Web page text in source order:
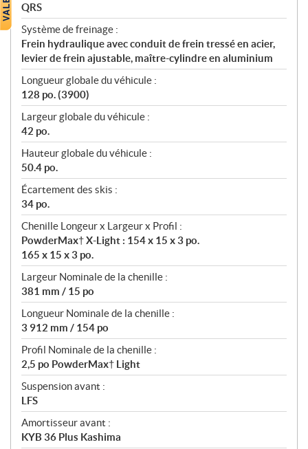
QRS
Système de freinage :
Frein hydraulique avec conduit de frein tressé en acier,
levier de frein ajustable, maître-cylindre en aluminium
Longueur globale du véhicule :
128 po. (3900)
Largeur globale du véhicule :
42 po.
Hauteur globale du véhicule :
50.4 po.
Écartement des skis :
34 po.
Chenille Longeur x Largeur x Profil :
PowderMax† X-Light : 154 x 15 x 3 po.
165 x 15 x 3 po.
Largeur Nominale de la chenille :
381 mm / 15 po
Longueur Nominale de la chenille :
3 912 mm / 154 po
Profil Nominale de la chenille :
2,5 po PowderMax† Light
Suspension avant :
LFS
Amortisseur avant :
KYB 36 Plus Kashima